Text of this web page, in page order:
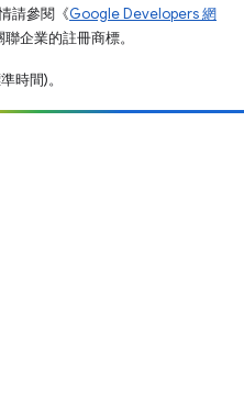
請參閱《Google Developers 網
企業的註冊商標。
時間)。